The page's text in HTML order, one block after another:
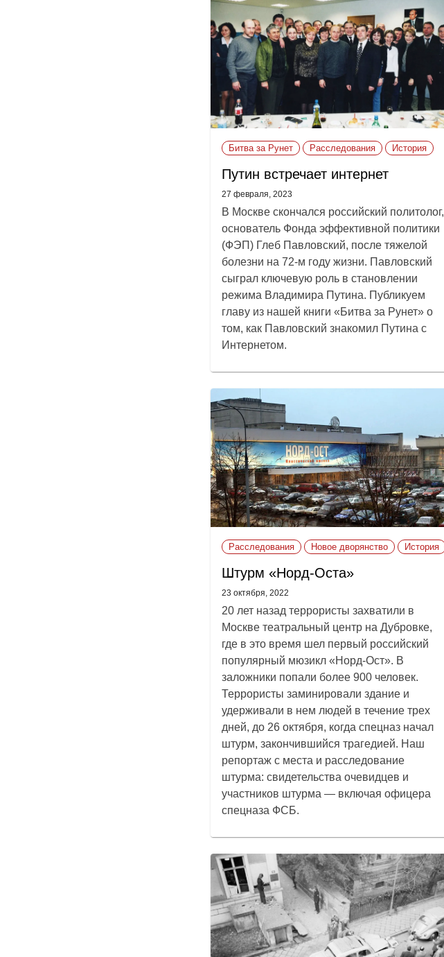
Битва за Рунет Расследования История
Путин встречает интернет
27 февраля, 2023
В Москве скончался российский политолог,
основатель Фонда эффективной политики
(ФЭП) Глеб Павловский, после тяжелой
болезни на 72-м году жизни. Павловский
сыграл ключевую роль в становлении
режима Владимира Путина. Публикуем
главу из нашей книги «Битва за Рунет» о
том, как Павловский знакомил Путина с
Интернетом.
Расследования Новое дворянство История
Штурм «Норд-Оста»
23 октября, 2022
20 лет назад террористы захватили в
Москве театральный центр на Дубровке,
где в это время шел первый российский
популярный мюзикл «Норд-Ост». В
заложники попали более 900 человек.
Террористы заминировали здание и
удерживали в нем людей в течение трех
дней, до 26 октября, когда спецназ начал
штурм, закончившийся трагедией. Наш
репортаж с места и расследование
штурма: свидетельства очевидцев и
участников штурма — включая офицера
спецназа ФСБ.